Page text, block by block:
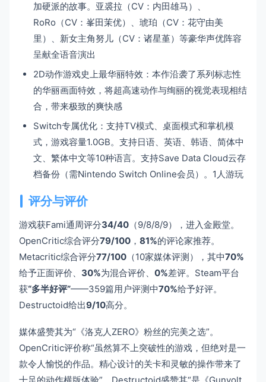
加硬派的故事。亚裘拉（CV：内田雄马）、
RoRo（CV：峯田茉优）、琥珀（CV：花守由美
里）、新女主角努儿（CV：诸星堇）等豪华声优阵容
呈献全语音演出
2D动作游戏史上最华丽特效：本作沿袭了系列标志性
的华丽画面特效，将超高速动作与绚丽的视觉表现相结
合，带来极致的爽快感
Switch专属优化：支持TV模式、桌面模式和掌机模
式，游戏容量1.0GB。支持日语、英语、韩语、简体中
文、繁体中文等10种语言。支持Save Data Cloud云存
档备份（需Nintendo Switch Online会员）。1人游玩
评分与评价
游戏获Fami通周评分34/40 （9/8/8/9），进入金殿堂。
OpenCritic综合评分79/100 ， 81%的评论家推荐。
Metacritic综合评分77/100 （10家媒体评测），其中70%
给予正面评价、 30%为混合评价、 0%差评。Steam平台
获“多半好评”——359篇用户评测中70%给予好评。
Destructoid给出9/10高分。
媒体盛赞其为“《洛克人ZERO》粉丝的完美之选”。
OpenCritic评价称“虽然算不上突破性的游戏，但绝对是一
款令人愉悦的作品。精心设计的关卡和灵敏的操作带来了